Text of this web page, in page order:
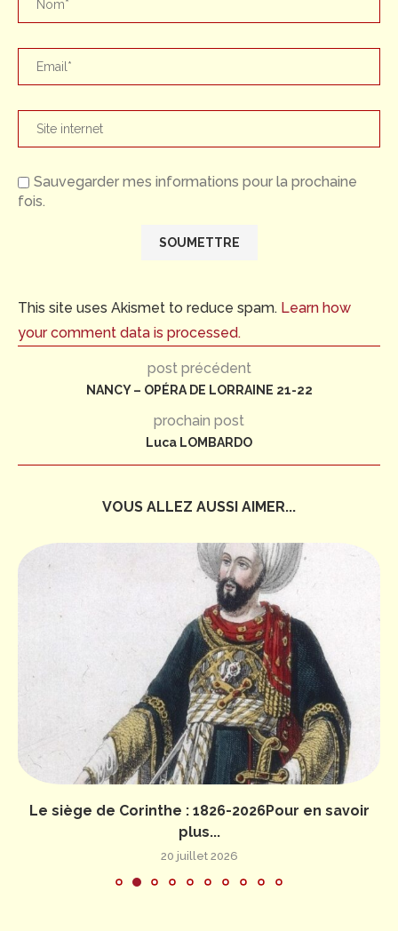
Sauvegarder mes informations pour la prochaine
fois.
This site uses Akismet to reduce spam. Learn how
your comment data is processed.
post précédent
NANCY – OPÉRA DE LORRAINE 21-22
prochain post
Luca LOMBARDO
VOUS ALLEZ AUSSI AIMER...
Le siège de Corinthe : 1826-2026Pour en savoir
plus...
20 juillet 2026